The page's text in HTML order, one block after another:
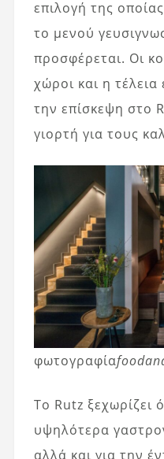
επιλογή της
το μενού
προσφέρεται. Οι
χώροι και η
την επίσκεψη στο
γιορτή για τους
φωτογραφία
Το Rutz ξεχωρίζει
υψηλότερα
αλλά και για την